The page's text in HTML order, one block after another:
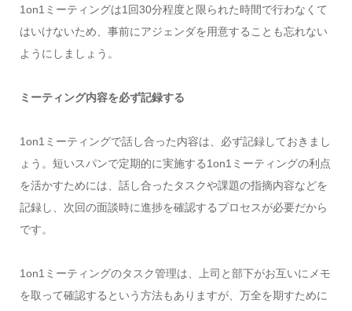
1on1ミーティングは1回30分程度と限られた時間で行わなくて
はいけないため、事前にアジェンダを用意することも忘れない
ようにしましょう。
ミーティング内容を必ず記録する
1on1ミーティングで話し合った内容は、必ず記録しておきまし
ょう。短いスパンで定期的に実施する1on1ミーティングの利点
を活かすためには、話し合ったタスクや課題の指摘内容などを
記録し、次回の面談時に進捗を確認するプロセスが必要だから
です。
1on1ミーティングのタスク管理は、上司と部下がお互いにメモ
を取って確認するという方法もありますが、万全を期すために